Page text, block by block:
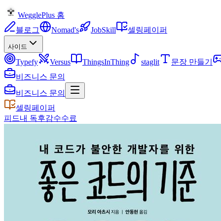
WegglePlus 홈
블로그
Nomad's JobSkill 셀링페이퍼
사이드
Typefy Versus ThingsInThing staglit 문장 만들기
비즈니스 문의
비즈니스 문의
셀링페이퍼
피드내 독후감수수료